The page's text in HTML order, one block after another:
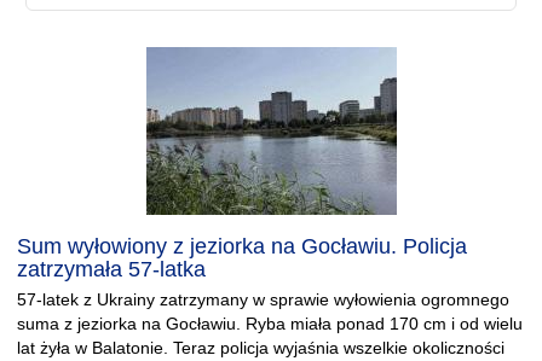
Sum wyłowiony z jeziorka na Gocławiu. Policja
zatrzymała 57-latka
57-latek z Ukrainy zatrzymany w sprawie wyłowienia ogromnego
suma z jeziorka na Gocławiu. Ryba miała ponad 170 cm i od wielu
lat żyła w Balatonie. Teraz policja wyjaśnia wszelkie okoliczności